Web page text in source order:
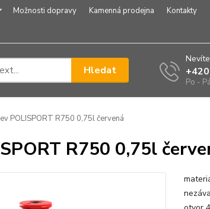
Možnosti dopravy Kamenná prodejna
Kontakty
Hledat
Po -
POLISPORT R750 0,75l červená
R750 0,75l